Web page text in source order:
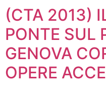
(CTA 2013)
PONTE SUL
GENOVA
OPERE